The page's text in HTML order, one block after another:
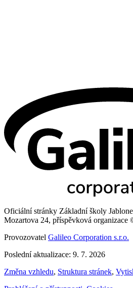
Oficiální stránky Základní školy
Mozartova 24, příspěvková organizace
Provozovatel Galileo Corporation s.r.o.
Poslední aktualizace: 9. 7. 2026
Změna vzhledu, Struktura stránek,